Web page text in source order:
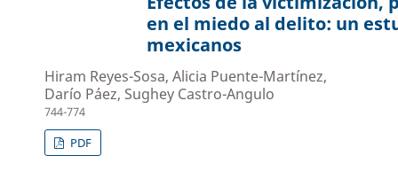
en el miedo al delito: un
mexicanos
Hiram Reyes-Sosa, Alicia Puente-Martínez,
Darío Páez, Sughey Castro-Angulo
744-774
PDF